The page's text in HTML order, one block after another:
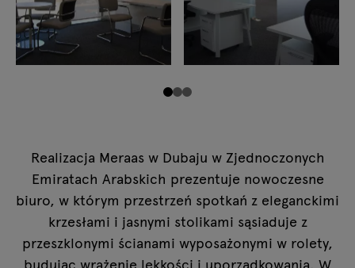
Realizacja Meraas w Dubaju w Zjednoczonych
Emiratach Arabskich prezentuje nowoczesne
biuro, w którym przestrzeń spotkań z eleganckimi
krzesłami i jasnymi stolikami sąsiaduje z
przeszklonymi ścianami wyposażonymi w rolety,
budując wrażenie lekkości i uporządkowania. W